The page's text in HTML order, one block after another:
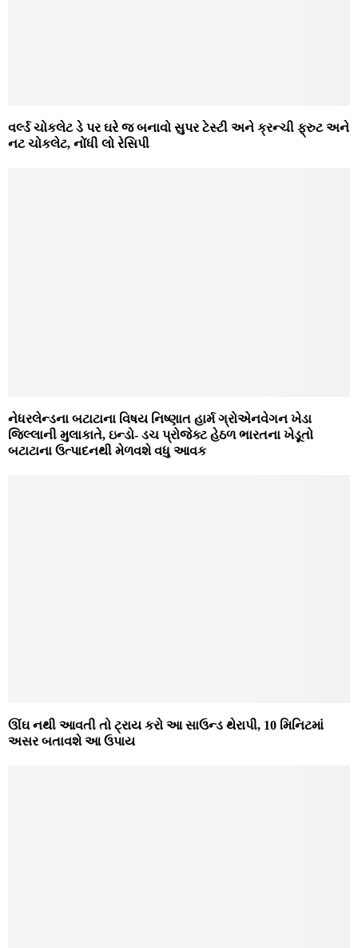
વર્લ્ડ ચોકલેટ ડે પર ઘરે જ બનાવો સુપર ટેસ્ટી અને ક્રન્ચી ફ્રુટ અને
નટ ચોકલેટ, નોંધી લો રેસિપી
નેધરલેન્ડના બટાટાના વિષય નિષ્ણાત હાર્મ ગ્રોએનવેગન ખેડા
જિલ્લાની મુલાકાતે, ઇન્ડો- ડચ પ્રોજેક્ટ હેઠળ ભારતના ખેડૂતો
બટાટાના ઉત્પાદનથી મેળવશે વધુ આવક
ઊંઘ નથી આવતી તો ટ્રાય કરો આ સાઉન્ડ થેરાપી, 10 મિનિટમાં
અસર બતાવશે આ ઉપાય